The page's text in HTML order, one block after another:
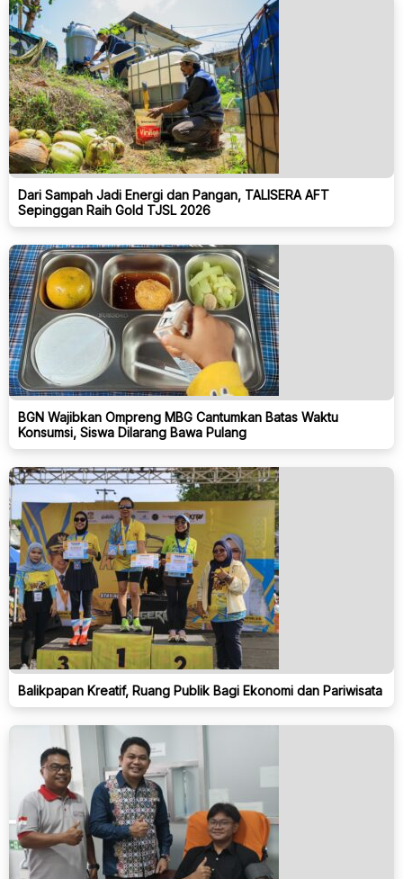
Dari Sampah Jadi Energi dan Pangan, TALISERA AFT
Sepinggan Raih Gold TJSL 2026
BGN Wajibkan Ompreng MBG Cantumkan Batas Waktu
Konsumsi, Siswa Dilarang Bawa Pulang
Balikpapan Kreatif, Ruang Publik Bagi Ekonomi dan Pariwisata